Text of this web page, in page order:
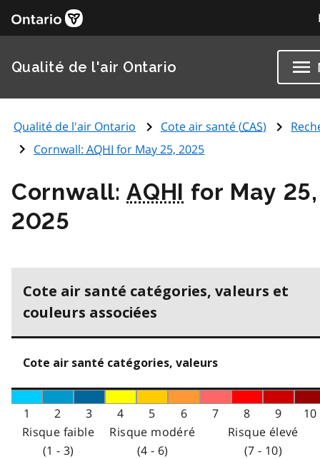
Qualité de l'air Ontario
Qualité de l'air Ontario Cote air santé (CAS)
Cornwall:AQHI for May 25, 2025
Cornwall:AQHI for May 25,
2025
Cote air santé catégories, valeurs et
couleurs associées
Cote air santé catégories, valeurs
1 2 3 4 5 6 7 8 9
10
Risque faible
(1 - 3)
Risque modéré
(4 - 6)
Risque élevé
(7 - 10)